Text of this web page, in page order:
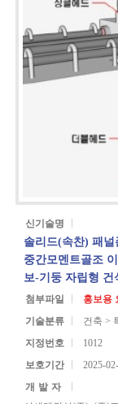
신기술명
솔리드(속찬) 패
중간모멘트골조
보-기둥 자립형 건
첨부파일
홍보용
기술분류
건축 >
지정번호
1012
보호기간
2025-
개발자